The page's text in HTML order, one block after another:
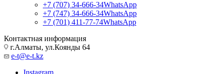
+7 (707) 34-666-34WhatsApp
+7 (747) 34-666-34WhatsApp
+7 (701) 411-77-74WhatsApp
Контактная информация
г.Алматы, ул.Коянды 64
e-t@e-t.kz
Instagram